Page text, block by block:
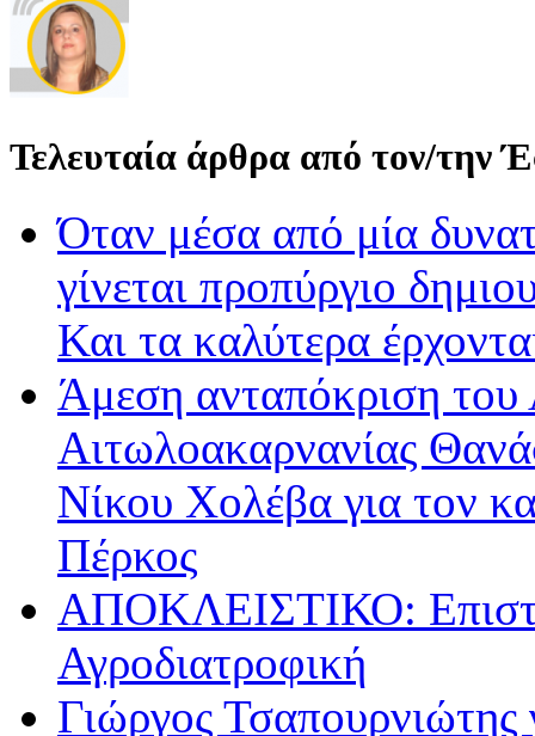
Τελευταία άρθρα από τον/την
Όταν μέσα από μία
γίνεται προπύργιο
Και τα καλύτερα
Άμεση ανταπόκριση του
Αιτωλοακαρνανίας
Νίκου Χολέβα για τον
Πέρκος
ΑΠΟΚΛΕΙΣΤΙΚΟ:
Αγροδιατροφική
Γιώργος